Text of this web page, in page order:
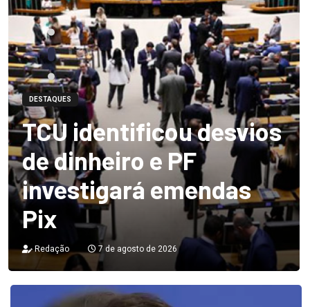
DESTAQUES
TCU identificou desvios
de dinheiro e PF
investigará emendas
Pix
Redação 7 de agosto de 2026